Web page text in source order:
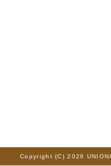
Copyright (C) 2026